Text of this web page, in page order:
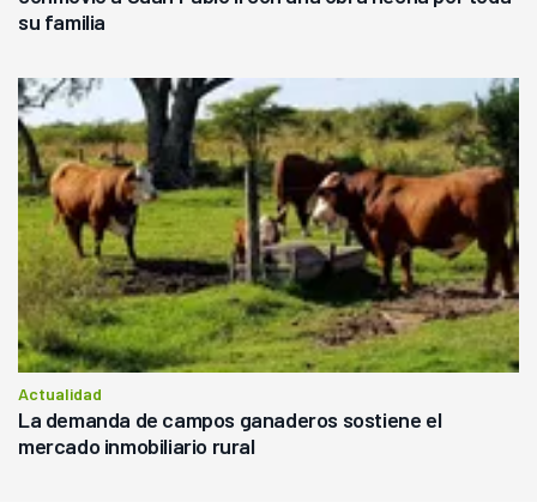
su familia
Actualidad
La demanda de campos ganaderos sostiene el
mercado inmobiliario rural